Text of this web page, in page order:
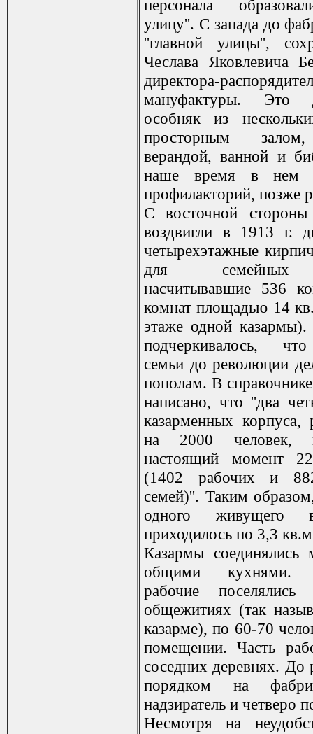
персонала
улицу''. С запада до
''главной улицы'',
Чеслава Яковлевича
директора-
мануфактуры. Это
особняк из
просторным
верандой, ванной и
наше время в нем
профилакторий, позже
С восточной
воздвигли в 1913 г.
четырехэтажные
для семейных
насчитывавшие 536
комнат площадью 14
этаже одной
подчеркивалось,
семьи до революции
пополам. В
написано, что ''два
казарменных корпуса,
на 2000 человек,
настоящий момент
(1402 рабочих и
семей)''. Таким
одного живущего
приходилось по 3,3
Казармы соединялись
общими кухнями.
рабочие
общежитиях (так
казарме), по 60-70
помещении. Часть
соседних деревнях. До
порядком на
надзиратель и четверо
Несмотря на